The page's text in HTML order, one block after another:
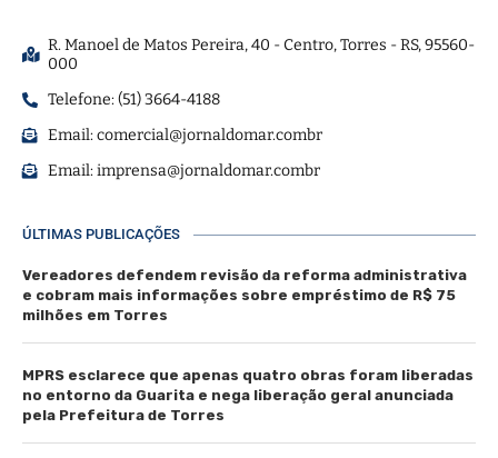
R. Manoel de Matos Pereira, 40 - Centro, Torres - RS, 95560-
000
Telefone: (51) 3664-4188
Email:comercial@jornaldomar.combr
Email:imprensa@jornaldomar.combr
ÚLTIMAS PUBLICAÇÕES
Vereadores defendem revisão da reforma administrativa
e cobram mais informações sobre empréstimo de R$ 75
milhões em Torres
MPRS esclarece que apenas quatro obras foram liberadas
no entorno da Guarita e nega liberação geral anunciada
pela Prefeitura de Torres